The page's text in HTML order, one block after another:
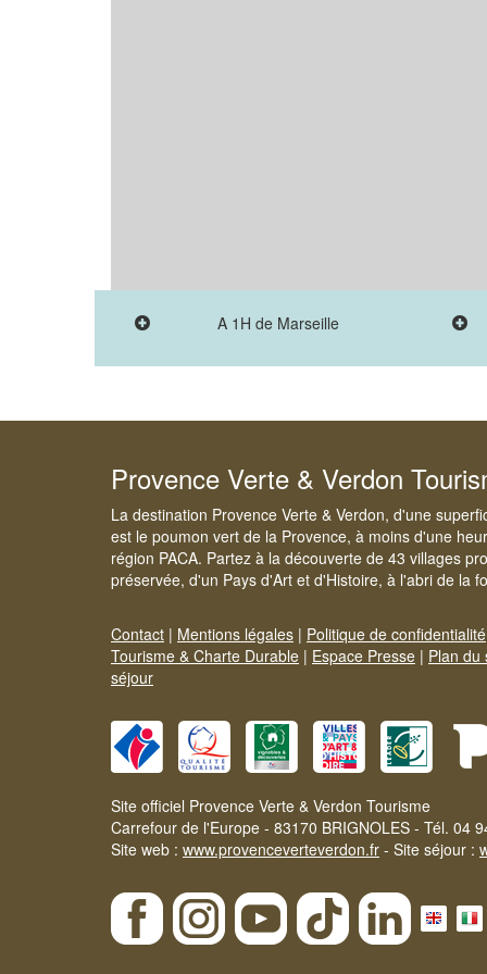
A 1H de Marseille
Provence Verte & Verdon
La destination Provence Verte & Verdon, d'une
est le poumon vert de la Provence, à moins d'une
région PACA. Partez à la découverte de 43 villages
préservée, d'un Pays d'Art et d'Histoire, à l'abri de la
Contact | Mentions légales | Politique de confidentialité
Tourisme & Charte Durable | Espace Presse | Plan du
séjour
Site officiel Provence Verte & Verdon Tourisme
Carrefour de l'Europe - 83170 BRIGNOLES - Tél. 04
Site web : www.provenceverteverdon.fr - Site séjour :